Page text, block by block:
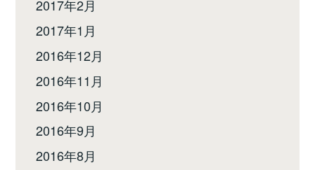
2017年2月
2017年1月
2016年12月
2016年11月
2016年10月
2016年9月
2016年8月